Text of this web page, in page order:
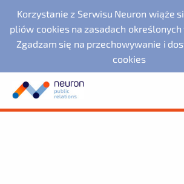
Korzystanie z Serwisu Neuron wiąże
pliów cookies na zasadach określonych
Zgadzam się na przechowywanie i
cookies
Biuro prasowe
Neuron Agencja Public